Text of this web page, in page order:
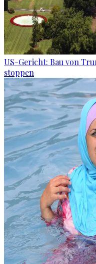
US-Gericht: Bau von
stoppen